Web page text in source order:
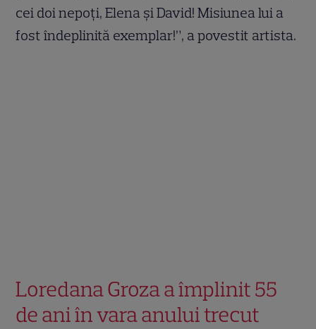
cei doi nepoți, Elena și David! Misiunea lui a
fost îndeplinită exemplar!”, a povestit artista.
Loredana Groza a împlinit 55
de ani în vara anului trecut